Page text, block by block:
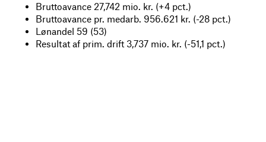
Bruttoavance 27,742 mio. kr. (+4 pct.)
Bruttoavance pr. medarb. 956.621 kr. (-28 pct.)
Lønandel 59 (53)
Resultat af prim. drift 3,737 mio. kr. (-51,1 pct.)